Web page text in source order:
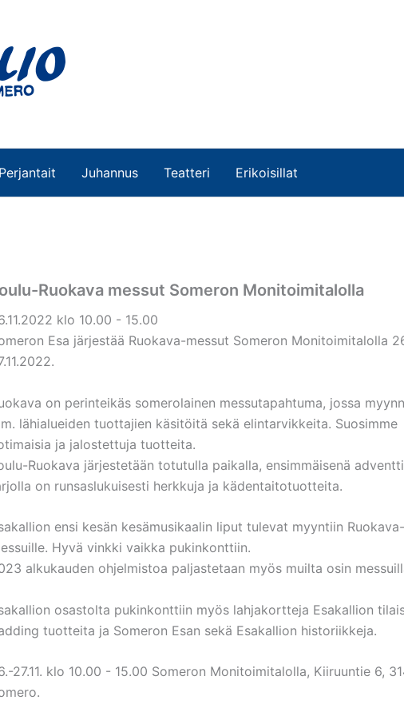
Perjantait Juhannus Teatteri Erikoisillat
Ruokava messut Someron Monitoimitalolla
klo 10.00 - 15.00
Esa järjestää Ruokava-messut Someron Monitoimitalolla
on perinteikäs somerolainen messutapahtuma, jossa
lähialueiden tuottajien käsitöitä sekä elintarvikkeita. Suosimme
ja jalostettuja tuotteita.
Ruokava järjestetään totutulla paikalla, ensimmäisenä
on runsaslukuisesti herkkuja ja kädentaitotuotteita.
ensi kesän kesämusikaalin liput tulevat myyntiin Ruokava-
Hyvä vinkki vaikka pukinkonttiin.
alkukauden ohjelmistoa paljastetaan myös muilta osin
osastolta pukinkonttiin myös lahjakortteja Esakallion
tuotteita ja Someron Esan sekä Esakallion historiikkeja.
27.11. klo 10.00 - 15.00 Someron Monitoimitalolla, Kiiruuntie 6,